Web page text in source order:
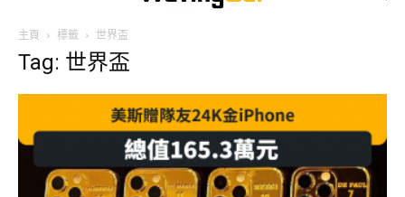
主頁 標籤 世界盃
Tag: 世界盃